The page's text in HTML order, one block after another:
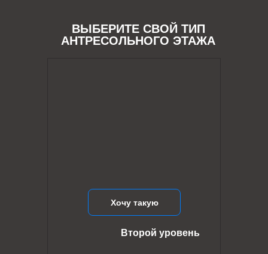
ВЫБЕРИТЕ СВОЙ ТИП
АНТРЕСОЛЬНОГО ЭТАЖА
Хочу такую
Второй уровень